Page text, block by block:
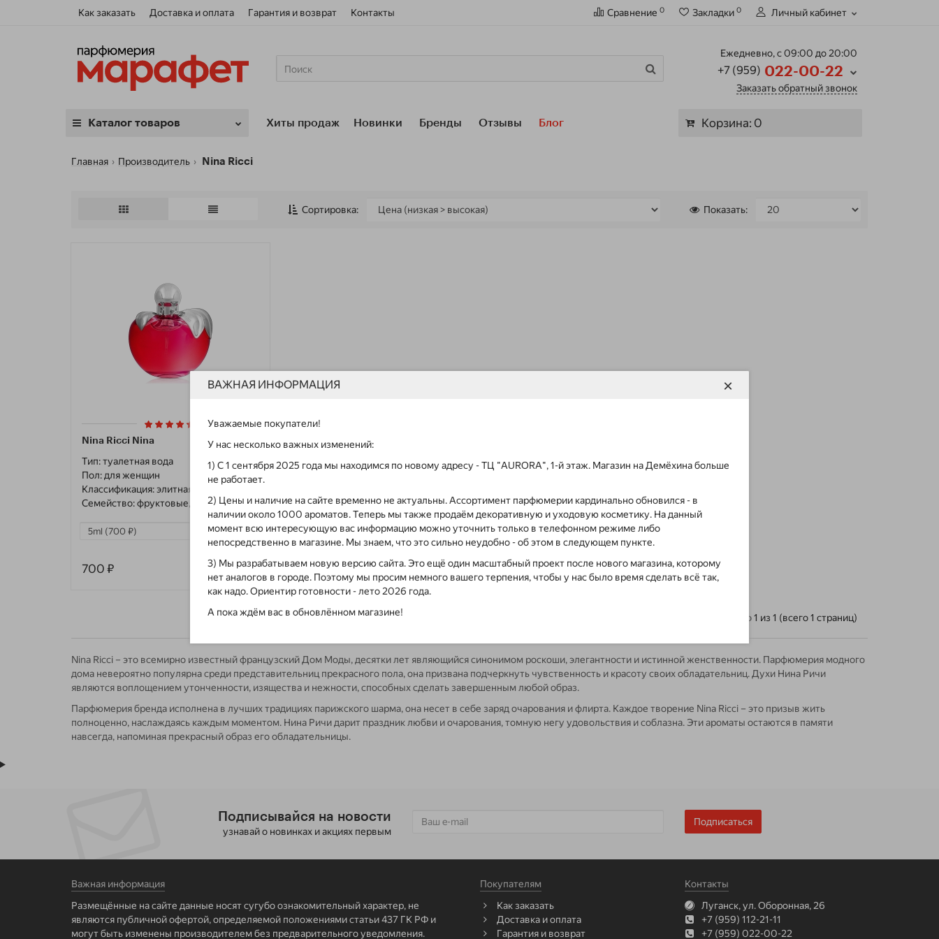
ВАЖНАЯ ИНФОРМАЦИЯ
Уважаемые покупатели!
У нас несколько важных изменений:
1) С 1 сентября 2025 года мы находимся по новому адресу - ТЦ "AURORA", 1-й этаж. Магазин на Демёхина больше
не работает.
2) Цены и наличие на сайте временно не актуальны. Ассортимент парфюмерии кардинально обновился - в
наличии около 1000 ароматов. Теперь мы также продаём декоративную и уходовую косметику. На данный
момент всю интересующую вас информацию можно уточнить только в телефонном режиме либо
непосредственно в магазине. Мы знаем, что это сильно неудобно - об этом в следующем пункте.
3) Мы разрабатываем новую версию сайта. Это ещё один масштабный проект после нового магазина, которому
нет аналогов в городе. Поэтому мы просим немного вашего терпения, чтобы у нас было время сделать всё так,
как надо. Ориентир готовности - лето 2026 года.
А пока ждём вас в обновлённом магазине!
×
Как заказать Доставка и оплата Гарантия и возврат Контакты Сравнение 0 Закладки 0 Личный кабинет
Ежедневно, с 09:00 до 20:00
+7 (959) 022-00-22
Заказать обратный звонок
Каталогтоваров Хиты продаж Новинки Бренды Отзывы Блог Корзина: 0
Главная Производитель Nina Ricci
Сортировка: Показать:
Nina Ricci Nina
Тип:туалетная вода
Пол: для женщин
Классификация:элитная
Семейство:фруктовые, цветочные
700 ₽ Купить
Показано с 1 по 1 из 1 (всего 1 страниц)
Nina Ricci – это всемирно известный французский Дом Моды, десятки лет являющийся синонимом роскоши, элегантности и истинной женственности. Парфюмерия модного
дома невероятно популярна среди представительниц прекрасного пола, она призвана подчеркнуть чувственность и красоту своих обладательниц. Духи Нина Ричи
являются воплощением утонченности, изящества и нежности, способных сделать завершенным любой образ.
Парфюмерия бренда исполнена в лучших традициях парижского шарма, она несет в себе заряд очарования и флирта. Каждое творение Nina Ricci – это призыв жить
полноценно, наслаждаясь каждым моментом. Нина Ричи дарит праздник любви и очарования, томную негу удовольствия и соблазна. Эти ароматы остаются в памяти
навсегда, напоминая прекрасный образ его обладательницы.
Подписывайся на новости
узнавай о новинках и акциях первым
Подписаться
Важная информация
Размещённые на сайте данные носят сугубо ознакомительный характер, не
являются публичной офертой, определяемой положениями статьи 437 ГК РФ и
могут быть изменены производителем без предварительного уведомления.
Покупателям
Как заказать
Доставка и оплата
Гарантия и возврат
Контакты
Луганск, ул. Оборонная, 26
+7 (959) 112-21-11
+7 (959) 022-00-22